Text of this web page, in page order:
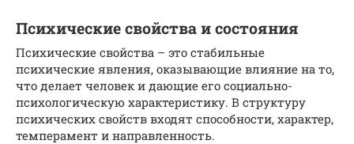
Психические свойства и состояния
Психические свойства – это стабильные
психические явления, оказывающие влияние на то,
что делает человек и дающие его социально-
психологическую характеристику. В структуру
психических свойств входят способности, характер,
темперамент и направленность.